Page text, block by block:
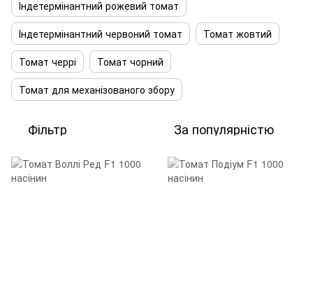
Індетермінантний рожевий томат
Індетермінантний червоний томат
Томат жовтий
Томат черрі
Томат чорний
Томат для механізованого збору
Фільтр За популярністю